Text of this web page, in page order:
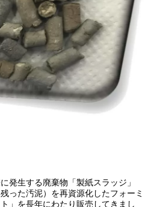
発生する廃棄物「製紙スラッジ」
った汚泥）を再資源化したフォーミ
」を長年にわたり販売してきまし